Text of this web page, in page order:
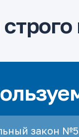
закон